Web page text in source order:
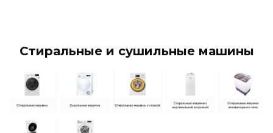
Стиральные и сушильные машины